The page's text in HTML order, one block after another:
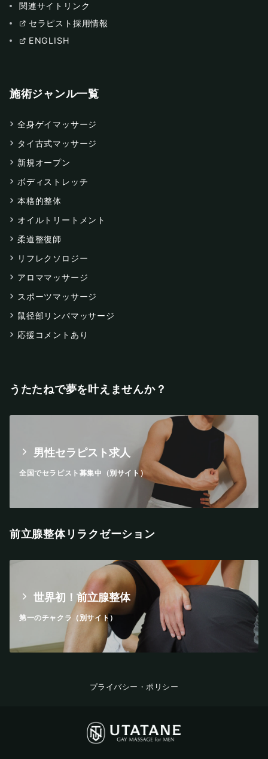
関連サイトリンク
セラピスト採用情報
ENGLISH
施術ジャンル一覧
全身ゲイマッサージ
タイ古式マッサージ
新規オープン
ボディストレッチ
本格的整体
オイルトリートメント
柔道整復師
リフレクソロジー
アロママッサージ
スポーツマッサージ
鼠径部リンパマッサージ
応援コメントあり
うたたねで夢を叶えませんか？
男性セラピスト求人
全国でセラピスト募集中（別サイト）
前立腺整体リラクゼーション
世界初！前立腺整体
第一のチャクラ（別サイト）
プライバシー・ポリシー